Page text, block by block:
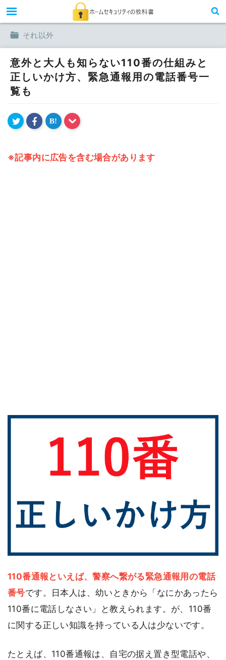
toggle
それ以外
意外と大人も知らない110番の仕組みと
正しいかけ方、緊急通報用の電話番号一
覧も
B!
※記事内に広告を含む場合があります
110番通報といえば、警察へ繋がる緊急通報用の電話
番号です。日本人は、幼いときから「なにかあったら
110番に電話しなさい」と教えられます。が、110番
に関する正しい知識を持っている人は少ないです。
たとえば、110番通報は、自宅の据え置き型電話や、